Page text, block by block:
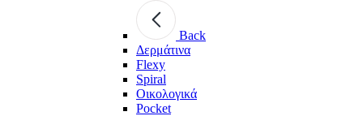
Back
Δερμάτινα
Flexy
Spiral
Οικολογικά
Pocket